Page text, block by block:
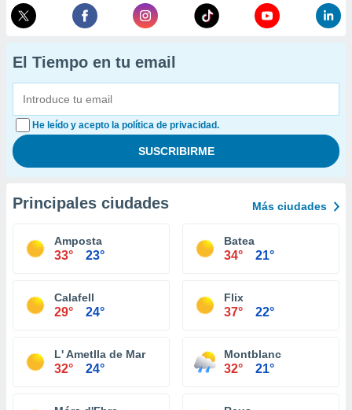
El Tiempo en tu email
He leído y acepto la política de privacidad.
Principales ciudades Más ciudades
Amposta
33° 23°
Batea
34° 21°
Calafell
29° 24°
Flix
37° 22°
L' Ametlla de Mar
32° 24°
Montblanc
32° 21°